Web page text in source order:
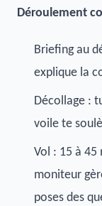
Déroulement
Briefing au
explique la
Décollage :
voile te
Vol : 15 à 45
moniteur
poses des